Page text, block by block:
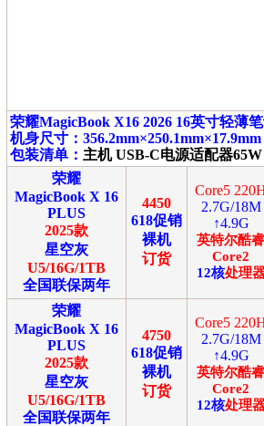
荣耀MagicBook X16 2026 16英寸轻薄
机身尺寸：356.2mm×250.1mm×17.9mm
包装清单： 主机 USB-C电源适配器
荣耀
MagicBook X 16
PLUS
2025款
星空灰
U5/16G/1TB
全国联保两年
4450
618促销
裸机
订货
Core5
2.7G/18M
↑4.9G
英特尔酷睿
Core2
12核处理
荣耀
MagicBook X 16
PLUS
2025款
星空灰
U5/16G/1TB
全国联保两年
4750
618促销
裸机
订货
Core5
2.7G/18M
↑4.9G
英特尔酷睿
Core2
12核处理